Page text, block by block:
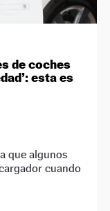
de coches
esta es
que algunos
cuando